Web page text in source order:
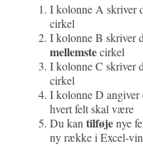
I kolonne A skriver
cirkel
I kolonne B skriver
mellemstecirkel
I kolonne C skriver
cirkel
I kolonne D
hvert felt skal være
Du kantilføjenye
ny række i Excel-